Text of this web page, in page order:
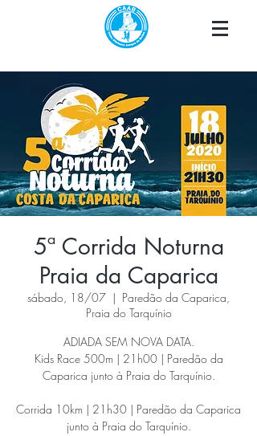
5ª Corrida Noturna
Praia da Caparica
sábado, 18/07
  |
Paredão da Caparica,
Praia do Tarquínio
ADIADA SEM NOVA DATA.
Kids Race 500m | 21h00 | Paredão da
Caparica junto à Praia do Tarquínio.
Corrida 10km | 21h30 | Paredão da Caparica
junto à Praia do Tarquínio.